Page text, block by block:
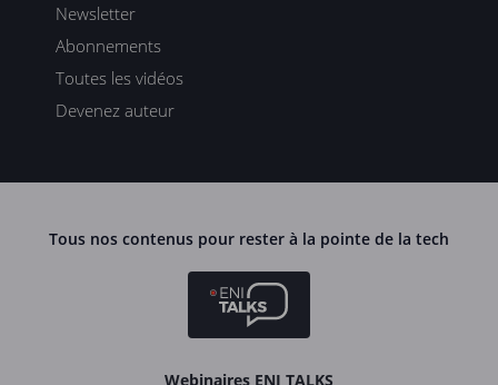
Newsletter
Abonnements
Toutes les vidéos
Devenez auteur
Tous nos contenus pour rester à la pointe de la tech
Webinaires ENI TALKS